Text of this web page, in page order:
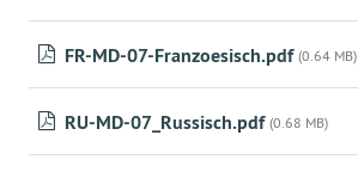
FR-MD-07-Franzoesisch.pdf (0.64 MB)
RU-MD-07_Russisch.pdf (0.68 MB)